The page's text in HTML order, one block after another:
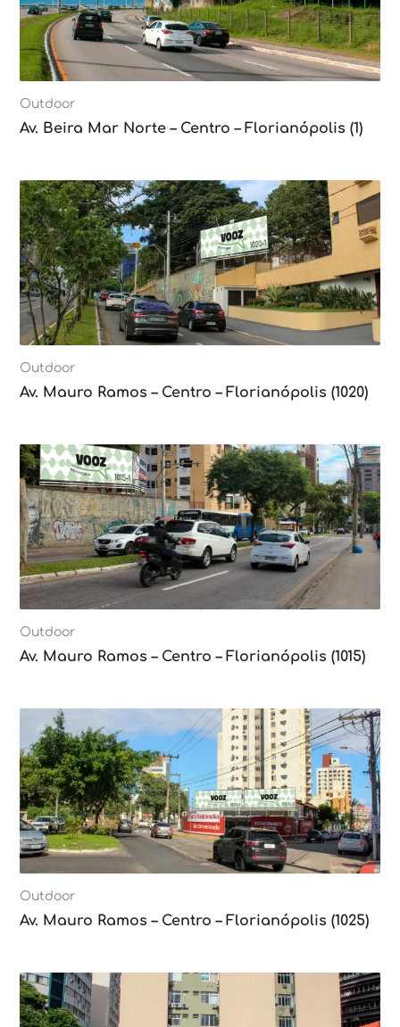
Outdoor
Av. Beira Mar Norte – Centro – Florianópolis (1)
Outdoor
Av. Mauro Ramos – Centro – Florianópolis (1020)
Outdoor
Av. Mauro Ramos – Centro – Florianópolis (1015)
Outdoor
Av. Mauro Ramos – Centro – Florianópolis (1025)